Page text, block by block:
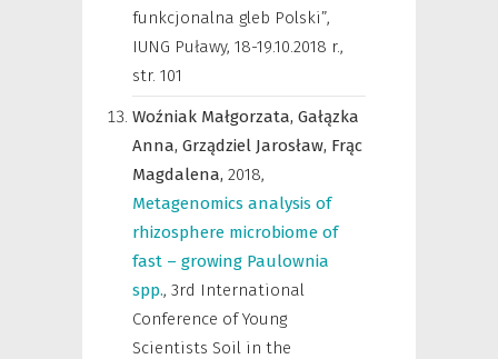
funkcjonalna gleb Polski”,
IUNG Puławy, 18-19.10.2018 r.,
str. 101
Woźniak Małgorzata, Gałązka
Anna, Grządziel Jarosław, Frąc
Magdalena, 2018,
Metagenomics analysis of
rhizosphere microbiome of
fast – growing Paulownia
spp., 3rd International
Conference of Young
Scientists Soil in the